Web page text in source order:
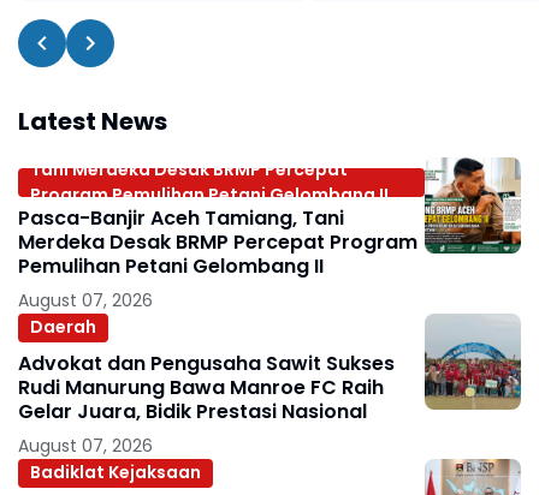
Latest News
Tani Merdeka Desak BRMP Percepat
Program Pemulihan Petani Gelombang II
Pasca-Banjir Aceh Tamiang, Tani
Merdeka Desak BRMP Percepat Program
Pemulihan Petani Gelombang II
August 07, 2026
Daerah
Advokat dan Pengusaha Sawit Sukses
Rudi Manurung Bawa Manroe FC Raih
Gelar Juara, Bidik Prestasi Nasional
August 07, 2026
Badiklat Kejaksaan